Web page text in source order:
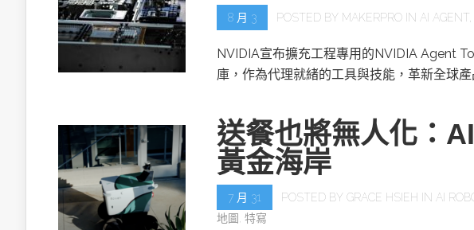
8 月 3 POSTED BY MAKERPRO IN AI AGENT
NVIDIA宣布擴充工程專用的NVIDIA Agent
庫，作為代理就緒的工具與技能，革新全球
送餐也將無人化：
黃金海岸
7 月 31 POSTED BY GRACE HSIEH IN AI
地圖 特寫